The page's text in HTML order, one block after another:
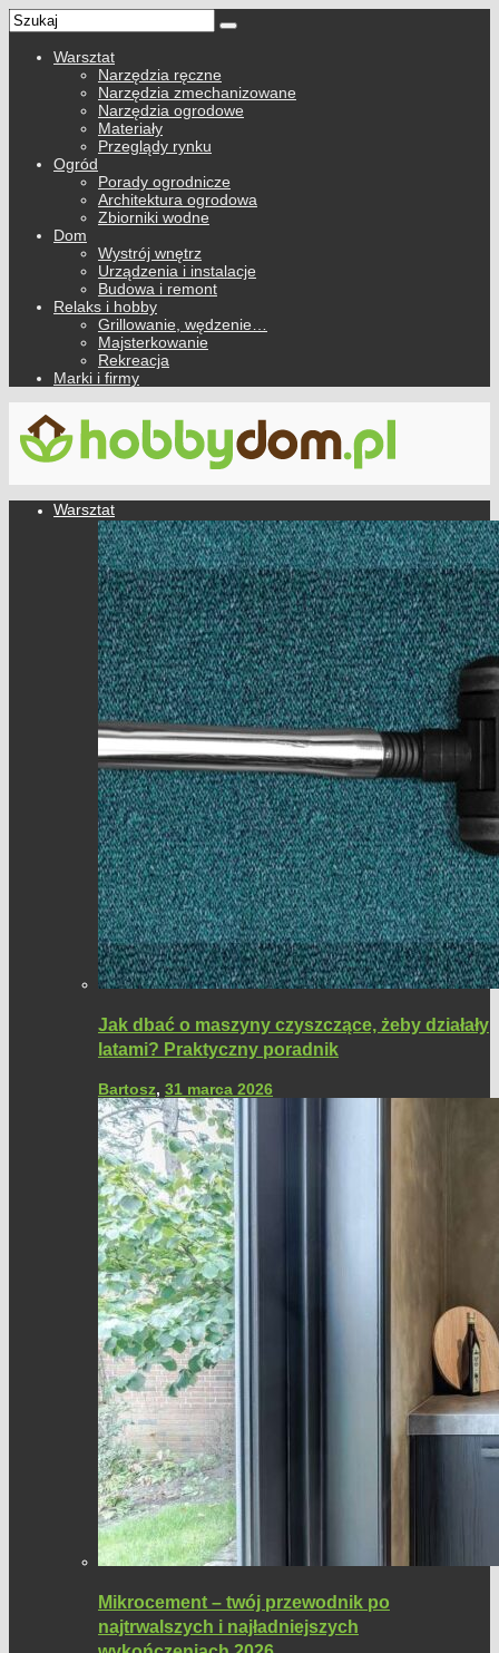
Warsztat
Narzędzia ręczne
Narzędzia zmechanizowane
Narzędzia ogrodowe
Materiały
Przeglądy rynku
Ogród
Porady ogrodnicze
Architektura ogrodowa
Zbiorniki wodne
Dom
Wystrój wnętrz
Urządzenia i instalacje
Budowa i remont
Relaks i hobby
Grillowanie, wędzenie…
Majsterkowanie
Rekreacja
Marki i firmy
Warsztat
Jak dbać o maszyny czyszczące, żeby działały
latami? Praktyczny poradnik
Bartosz, 31 marca 2026
Mikrocement – twój przewodnik po
najtrwalszych i najładniejszych